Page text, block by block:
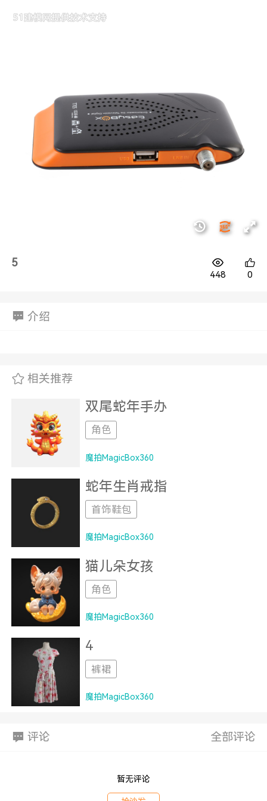
1688
5
448 0
介绍
相关推荐
双尾蛇年手办
角色
魔拍MagicBox360
蛇年生肖戒指
首饰鞋包
魔拍MagicBox360
猫儿朵女孩
角色
魔拍MagicBox360
4
裤裙
魔拍MagicBox360
评论 全部评论
暂无评论